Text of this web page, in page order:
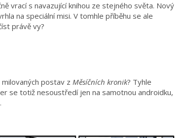
vrací s navazující knihou ze stejného světa. Nový
na speciální misi. V tomhle příběhu se ale
právě vy?
postav z Měsíčních kronik? Tyhle
se totiž nesoustředí jen na samotnou androidku,